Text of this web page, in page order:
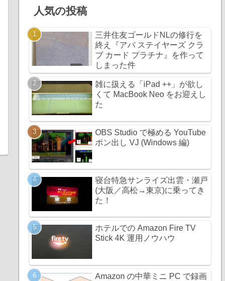
人気の投稿
三井住友ゴールドNLの修行を
終え『アパ ステイヤーズ クラ
ブ カード プラチナ』を作って
しまった件
雑に扱える「iPad ++」が欲し
くて MacBook Neo をお迎えし
た
OBS Studio で極める YouTube
ポン出し VJ (Windows 編)
寝台特急サンライズ出雲・瀬戸
(大阪／高松→東京)に乗ってき
た！
ホテルでの Amazon Fire TV
Stick 4K 運用ノウハウ
Amazon の中華ミニ PC で録画